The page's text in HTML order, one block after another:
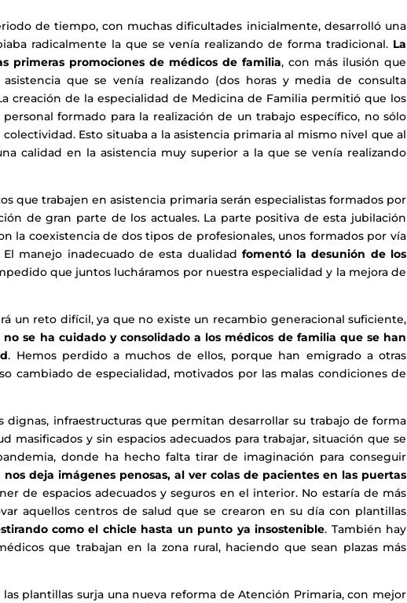
de tiempo, con muchas dificultades inicialmente, desarrolló una
radicalmente la que se venía realizando de forma tradicional. La
primeras promociones de médicos de familia, con más ilusión que
que se venía realizando (dos horas y media de consulta
creación de la especialidad de Medicina de Familia permitió que los
formado para la realización de un trabajo específico, no sólo
Esto situaba a la asistencia primaria al mismo nivel que al
calidad en la asistencia muy superior a la que se venía realizando
que trabajen en asistencia primaria serán especialistas formados por
de gran parte de los actuales. La parte positiva de esta jubilación
la coexistencia de dos tipos de profesionales, unos formados por vía
manejo inadecuado de esta dualidad fomentó la desunión de los
que juntos lucháramos por nuestra especialidad y la mejora de
un reto difícil, ya que no existe un recambio generacional suficiente,
no se ha cuidado y consolidado a los médicos de familia que se han
. Hemos perdido a muchos de ellos, porque han emigrado a otras
cambiado de especialidad, motivados por las malas condiciones de
dignas, infraestructuras que permitan desarrollar su trabajo de forma
masificados y sin espacios adecuados para trabajar, situación que se
donde ha hecho falta tirar de imaginación para conseguir
nos deja imágenes penosas, al ver colas de pacientes en las puertas
de espacios adecuados y seguros en el interior. No estaría de más
aquellos centros de salud que se crearon en su día con plantillas
como el chicle hasta un punto ya insostenible. También hay
que trabajan en la zona rural, haciendo que sean plazas más
plantillas surja una nueva reforma de Atención Primaria, con mejor